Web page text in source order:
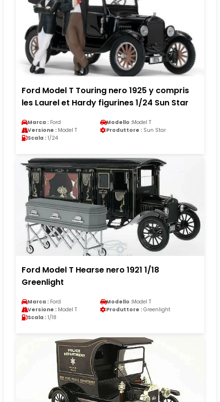
Ford Model T Touring nero 1925 y compris
les Laurel et Hardy figurines 1/24 Sun Star
Marca : Ford Modello :Model T
Versione : Model T Produttore : Sun Star
Scala : 1/24
Ford Model T Hearse nero 1921 1/18
Greenlight
Marca : Ford Modello :Model T
Versione : Model T Produttore : Greenlight
Scala : 1/18